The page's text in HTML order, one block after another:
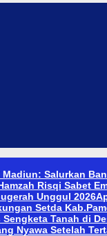
Salurkan
Risqi Sabet
Unggul 2026
Setda
Sengketa Tanah di
Nyawa Setelah